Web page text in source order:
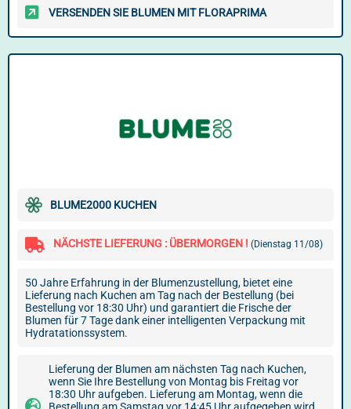
VERSENDEN SIE BLUMEN MIT FLORAPRIMA
BLUME2000 KUCHEN
NÄCHSTE LIEFERUNG : ÜBERMORGEN ! (Dienstag 11/08)
50 Jahre Erfahrung in der Blumenzustellung, bietet eine
Lieferung nach Kuchen am Tag nach der Bestellung (bei
Bestellung vor 18:30 Uhr) und garantiert die Frische der
Blumen für 7 Tage dank einer intelligenten Verpackung mit
Hydratationssystem.
Lieferung der Blumen am nächsten Tag nach Kuchen,
wenn Sie Ihre Bestellung von Montag bis Freitag vor
18:30 Uhr aufgeben. Lieferung am Montag, wenn die